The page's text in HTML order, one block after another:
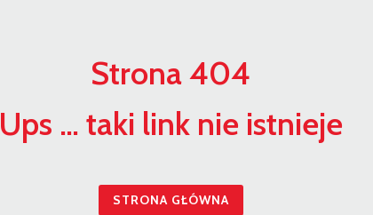
Strona 404
Ups … taki link nie istnieje
STRONA GŁÓWNA